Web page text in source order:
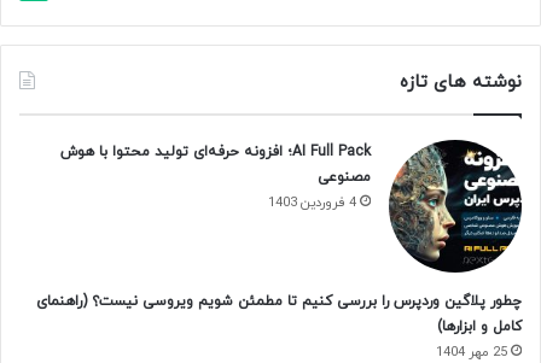
نوشته های تازه
AI Full Pack؛ افزونه حرفه‌ای تولید محتوا با هوش
مصنوعی
4 فروردین 1403
چطور پلاگین وردپرس را بررسی کنیم تا مطمئن شویم ویروسی نیست؟ (راهنمای
کامل و ابزارها)
25 مهر 1404